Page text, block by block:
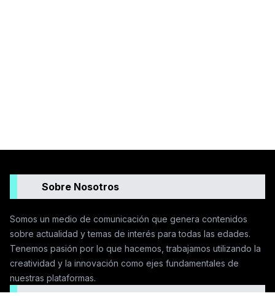
Sobre Nosotros
Somos un medio de comunicación que genera contenidos
sobre actualidad y temas de interés para todas las edades.
Tenemos pasión por lo que hacemos, trabajamos utilizando la
creatividad y la innovación como ejes fundamentales de
nuestras plataformas.